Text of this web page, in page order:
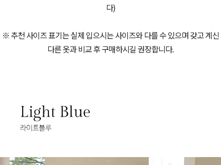
다)
※ 추천 사이즈 표기는 실제 입으시는 사이즈와 다를 수 있으며 갖고 계신
다른 옷과 비교 후 구매하시길 권장합니다.